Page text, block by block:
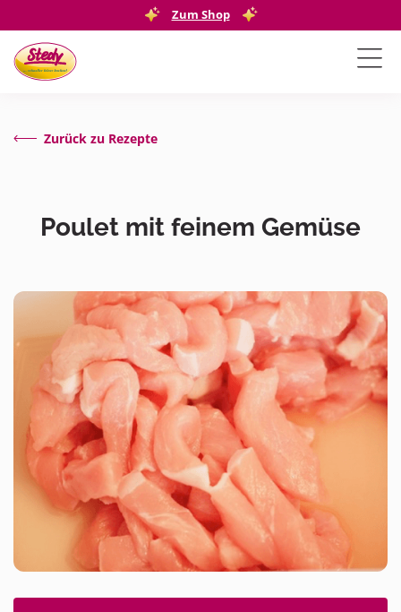
Zum Shop
Zurück zu Rezepte
Poulet mit feinem Gemüse